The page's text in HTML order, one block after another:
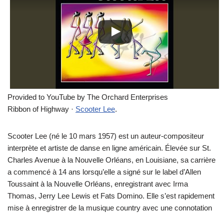
Provided to YouTube by The Orchard Enterprises
Ribbon of Highway · Scooter Lee.
Scooter Lee (né le 10 mars 1957) est un auteur-compositeur
interprète et artiste de danse en ligne américain. Élevée sur St.
Charles Avenue à la Nouvelle Orléans, en Louisiane, sa carrière
a commencé à 14 ans lorsqu’elle a signé sur le label d’Allen
Toussaint à la Nouvelle Orléans, enregistrant avec Irma
Thomas, Jerry Lee Lewis et Fats Domino. Elle s’est rapidement
mise à enregistrer de la musique country avec une connotation